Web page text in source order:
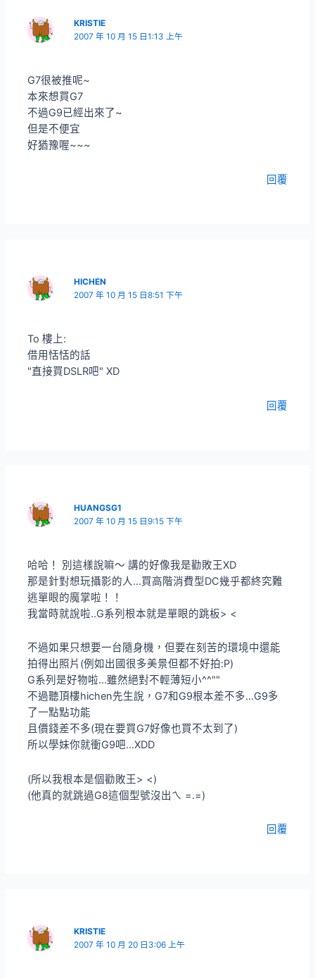
KRISTIE
2007 年 10 月 15 日1:13 上午
G7很被推呢~
本來想買G7
不過G9已經出來了~
但是不便宜
好猶豫喔~~~
回覆
HICHEN
2007 年 10 月 15 日8:51 下午
To 樓上:
借用恬恬的話
"直接買DSLR吧" XD
回覆
HUANGSG1
2007 年 10 月 15 日9:15 下午
哈哈！ 別這樣說嘛～ 講的好像我是勸敗王XD
那是針對想玩攝影的人…買高階消費型DC幾乎都終究難
逃單眼的魔掌啦！！
我當時就說啦..G系列根本就是單眼的跳板> <
不過如果只想要一台隨身機，但要在刻苦的環境中還能
拍得出照片(例如出國很多美景但都不好拍:P)
G系列是好物啦…雖然絕對不輕薄短小^^""
不過聽頂樓hichen先生說，G7和G9根本差不多…G9多
了一點點功能
且價錢差不多(現在要買G7好像也買不太到了)
所以學妹你就衝G9吧…XDD
(所以我根本是個勸敗王> <)
(他真的就跳過G8這個型號沒出ㄟ =.=)
回覆
KRISTIE
2007 年 10 月 20 日3:06 上午